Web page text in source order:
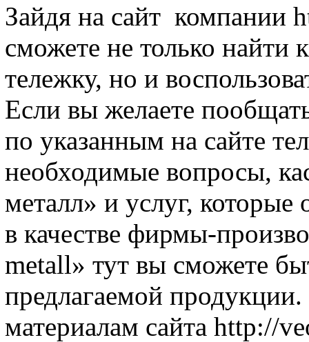
Зайдя на сайт компании
сможете не только найти
тележку, но и
Если вы желаете
по указанным на сайте
необходимые вопросы,
металл» и услуг,
в качестве фирмы-
metall» тут вы сможете
предлагаемой продукции.
материалам сайта http://